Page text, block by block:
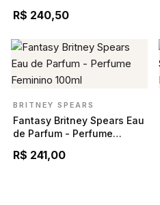
R$ 240,50
BRITNEY SPEARS
Fantasy Britney Spears Eau
de Parfum - Perfume
R$ 241,00